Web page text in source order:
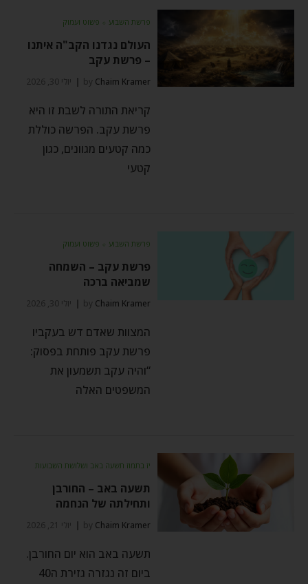
פרשת השבוע ⬦ פשוט ועמוק
העולם נגדנו הקב"ה איתנו
– פרשת עקב
by Chaim Kramer יולי 30, 2026
קריאת התורה לשבת זו היא
פרשת עקב. הפרשה כוללת
כמה קטעים מגוונים, כגון
קטעי
פרשת השבוע ⬦ פשוט ועמוק
פרשת עקב – השמחה
שמביאה ברכה
by Chaim Kramer יולי 30, 2026
המצוות שאדם דש בעקביו
פרשת עקב פותחת בפסוק:
“והיה עקב תשמעון את
המשפטים האלה
יז בתמוז תשעה באב ושלושת השבועות
תשעה באב – החורבן
ותחילתה של הנחמה
by Chaim Kramer יולי 21, 2026
תשעה באב הוא יום החורבן.
ביום זה נגזרה גזירת ה40